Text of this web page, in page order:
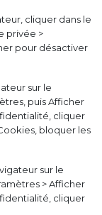
cliquer dans le
privée >
pour désactiver
sur le
puis Afficher
cliquer
bloquer les
sur le
> Afficher
cliquer